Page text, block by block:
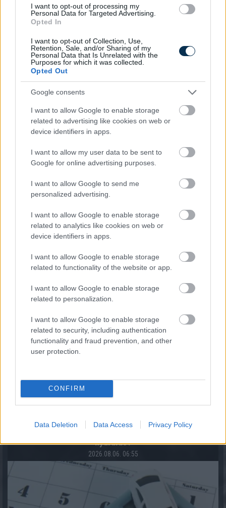
I want to opt-out of processing my
Personal Data for Targeted Advertising.
Opted In
I want to opt-out of Collection, Use,
Retention, Sale, and/or Sharing of my
Personal Data that Is Unrelated with the
Purposes for which it was collected.
Opted Out
Google consents
I want to allow Google to enable storage
related to advertising like cookies on web or
device identifiers in apps.
I want to allow my user data to be sent to
Google for online advertising purposes.
I want to allow Google to send me
personalized advertising.
I want to allow Google to enable storage
related to analytics like cookies on web or
device identifiers in apps.
I want to allow Google to enable storage
related to functionality of the website or app.
I want to allow Google to enable storage
related to personalization.
I want to allow Google to enable storage
related to security, including authentication
functionality and fraud prevention, and other
user protection.
CONFIRM
Data Deletion Data Access Privacy Policy
Fungus Dries Up And Falls Off After The First Use
This Simple Trick Removes All Parasites From Your
Body!
Parasites
nyaralás?
2026.08.06. 06:55